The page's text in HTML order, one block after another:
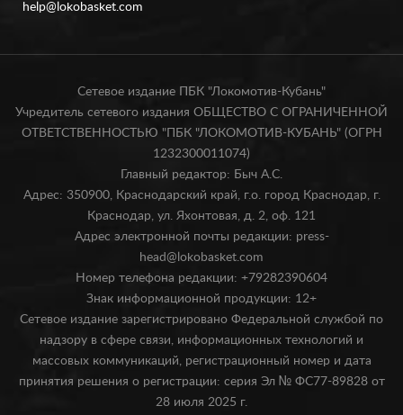
help@lokobasket.com
Сетевое издание ПБК "Локомотив-Кубань"
Учредитель сетевого издания ОБЩЕСТВО С ОГРАНИЧЕННОЙ
ОТВЕТСТВЕННОСТЬЮ "ПБК "ЛОКОМОТИВ-КУБАНЬ" (ОГРН
1232300011074)
Главный редактор: Быч А.С.
Адрес: 350900, Краснодарский край, г.о. город Краснодар, г.
Краснодар, ул. Яхонтовая, д. 2, оф. 121
Адрес электронной почты редакции: press-
head@lokobasket.com
Номер телефона редакции: +79282390604
Знак информационной продукции: 12+
Сетевое издание зарегистрировано Федеральной службой по
надзору в сфере связи, информационных технологий и
массовых коммуникаций, регистрационный номер и дата
принятия решения о регистрации: серия Эл № ФС77-89828 от
28 июля 2025 г.